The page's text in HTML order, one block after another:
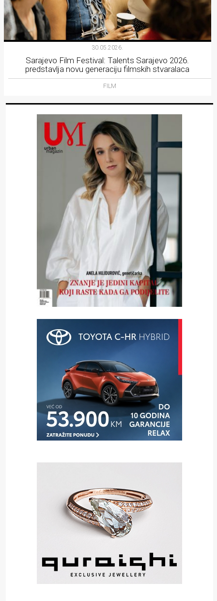
30.05.2026.
Sarajevo Film Festival: Talents Sarajevo 2026.
predstavlja novu generaciju filmskih stvaralaca
FILM